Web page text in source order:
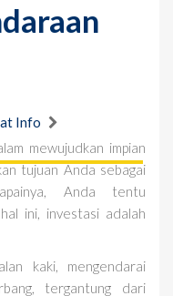
Info
mewujudkan impian
tujuan Anda sebagai
Anda tentu
ini, investasi adalah
kaki, mengendarai
tergantung dari